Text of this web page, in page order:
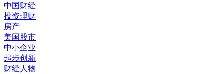
中国财经
投资理财
房产
美国股市
中小企业
起步创新
财经人物